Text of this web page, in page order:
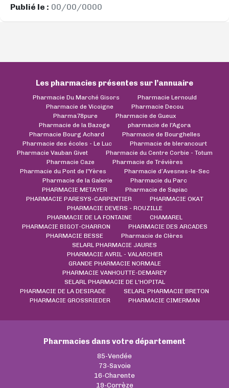
Publié le : 00/00/0000
Les pharmacies présentes sur l’annuaire
Pharmacie Du Marché Gisors
Pharmacie Lernould
Pharmacie de Vicoigne
Pharmacie Decou
Pharma78pure
Pharmacie de Gueux
Pharmacie de la Bazoge
pharmacie de l'Agora
Pharmacie Bourg Achard
Pharmacie de Bourghelles
Pharmacie des écoles - Le Luc
Pharmacie de blerancourt
Pharmacie Vauban Givet
Pharmacie du Centre Corbie - Totum
Pharmacie Caze
Pharmacie de Trévières
Pharmacie du Pont de l'Yères
Pharmacie d’Avesnes-le-Sec
Pharmacie de la Galerie
Pharmacie du Parc
PHARMACIE METAYER
Pharmacie de Sapiac
PHARMACIE PARESYS-CARPENTIER
PHARMACIE OKAT
PHARMACIE DEVERS - ROUZILLE
PHARMACIE DE LA FONTAINE
CHAMAREL
PHARMACIE BIGOT-CHARRON
PHARMACIE DES ARCADES
PHARMACIE BESSE
Pharmacie de Clères
SELARL PHARMACIE JAURES
PHARMACIE AVRIL - VALARCHER
GRANDE PHARMACIE NORMALE
PHARMACIE VANHOUTTE-DEMAREY
SELARL PHARMACIE DE L'HOPITAL
PHARMACIE DE LA DESIRADE
SELARL PHARMACIE BRETON
PHARMACIE GROSSRIEDER
PHARMACIE CIMERMAN
Pharmacies dans votre département
85-Vendée
73-Savoie
16-Charente
19-Corrèze